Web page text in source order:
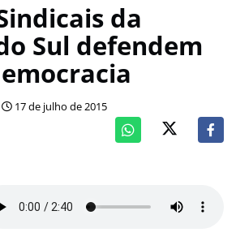
da
Sul defendem
17 de julho de 2015